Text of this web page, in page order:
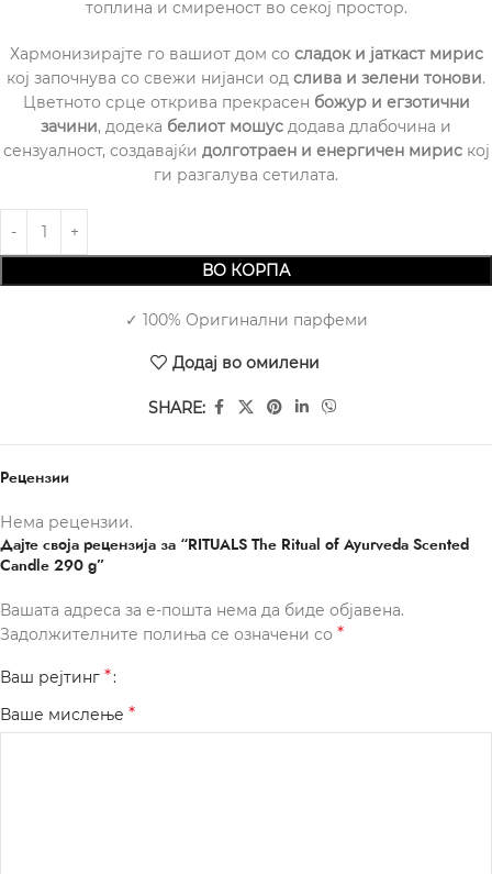
топлина и смиреност во секој простор.
Хармонизирајте го вашиот дом со сладок и јаткаст мирис
кој започнува со свежи нијанси од слива и зелени тонови.
Цветното срце открива прекрасен божур и егзотични
зачини, додека белиот мошус додава длабочина и
сензуалност, создавајќи долготраен и енергичен мириској
ги разгалува сетилата.
ВО КОРПА
✓ 100% Оригинални парфеми
Додај во омилени
SHARE:
Рецензии
Нема рецензии.
Дајте своја рецензија за “RITUALS The Ritual of Ayurveda Scented
Candle 290 g”
Вашата адреса за е-пошта нема да биде објавена.
Задолжителните полиња се означени со *
Ваш рејтинг *
Ваше мислење *